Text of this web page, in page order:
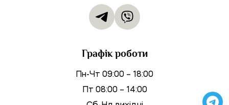
Графік роботи
Пн-Чт 09:00 – 18:00
Пт 08:00 – 14:00